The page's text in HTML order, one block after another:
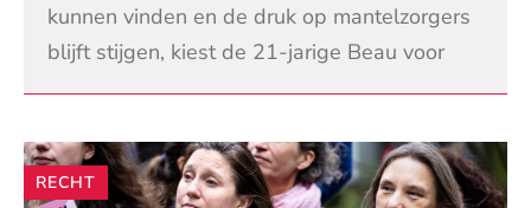
kunnen vinden en de druk op mantelzorgers
blijft stijgen, kiest de 21-jarige Beau voor
een ongewone oplossing: wonen in de tuin
LEES VERDER
RECHT